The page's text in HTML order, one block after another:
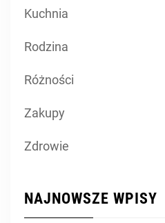
Kuchnia
Rodzina
Różności
Zakupy
Zdrowie
NAJNOWSZE WPISY